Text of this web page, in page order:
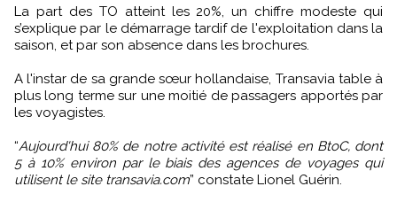
La part des TO atteint les 20%, un chiffre modeste qui
s’explique par le démarrage tardif de l'exploitation dans la
saison, et par son absence dans les brochures.
A l'instar de sa grande sœur hollandaise, Transavia table à
plus long terme sur une moitié de passagers apportés par
les voyagistes.
“Aujourd'hui 80% de notre activité est réalisé en BtoC, dont
5 à 10% environ par le biais des agences de voyages qui
utilisent le site transavia.com” constate Lionel Guérin.